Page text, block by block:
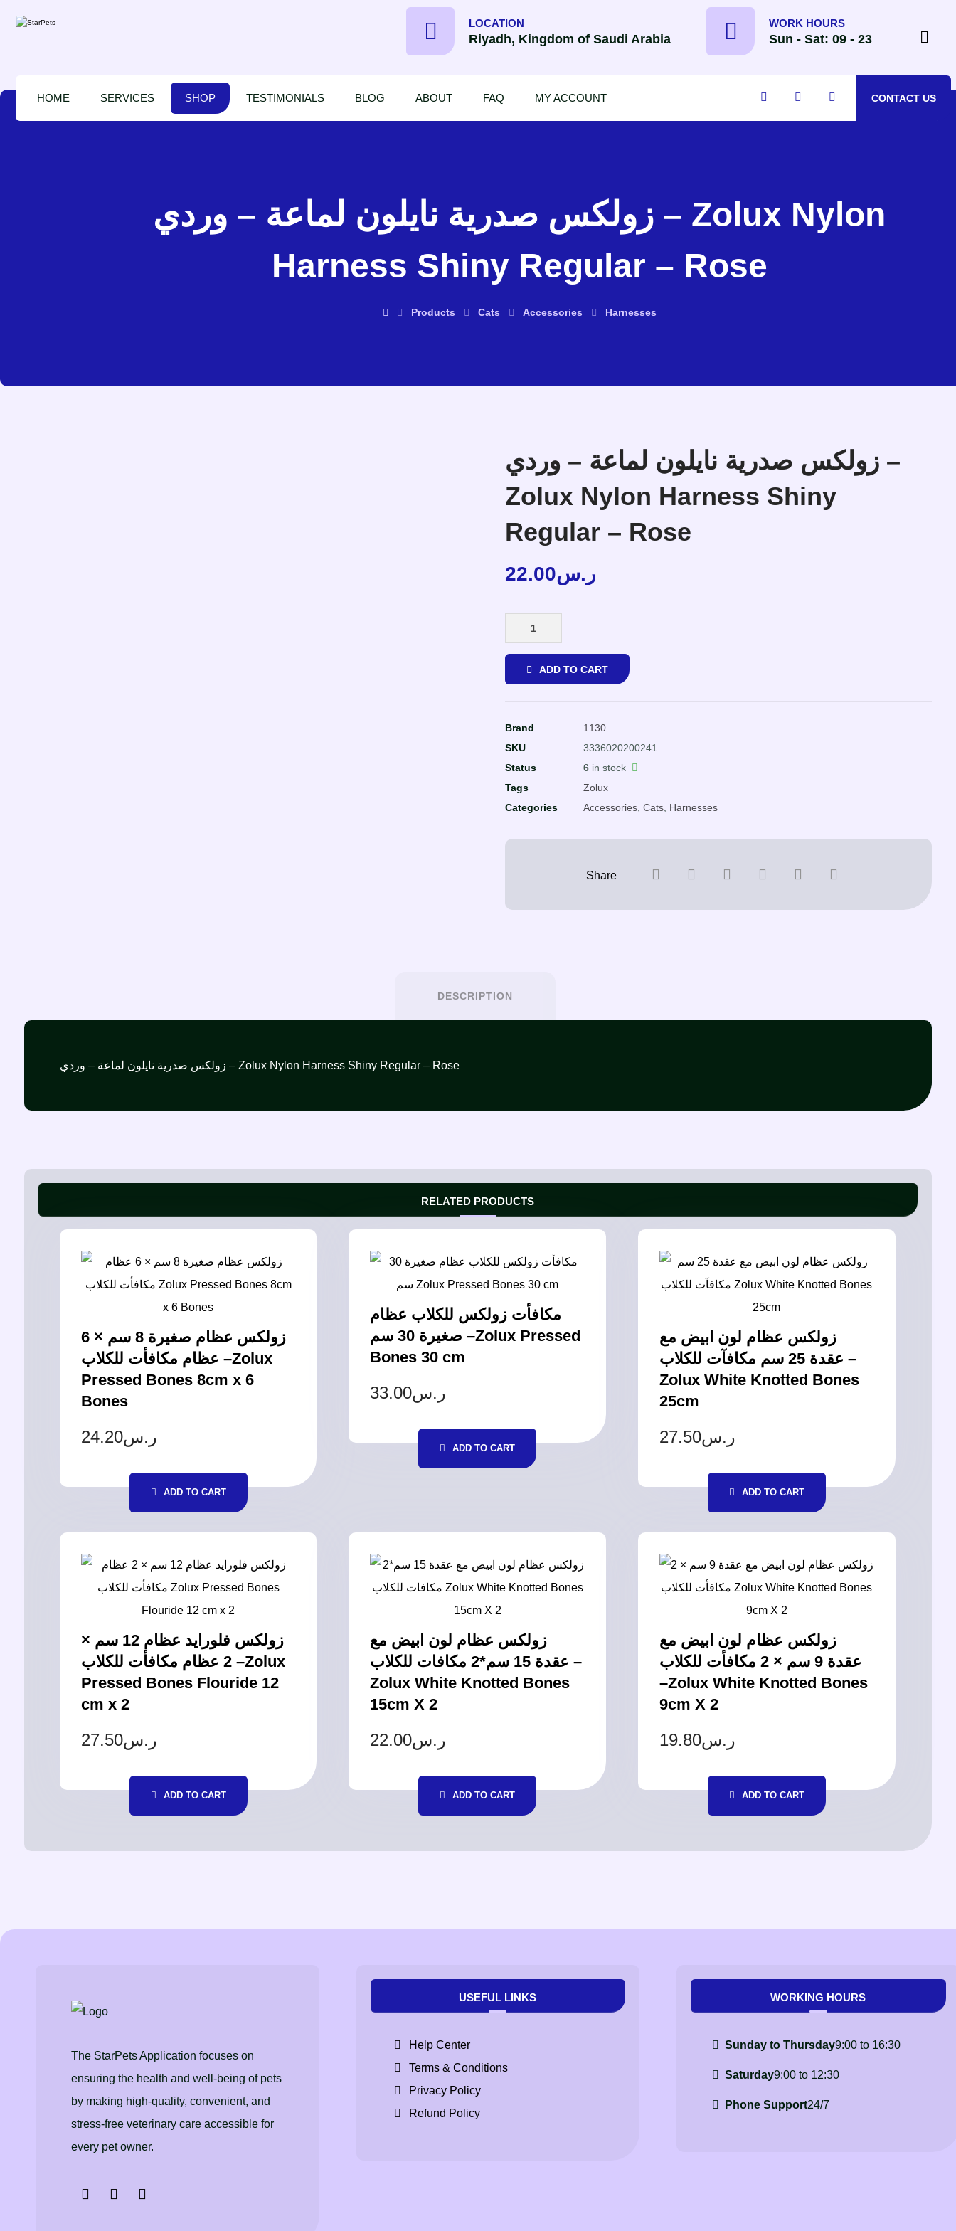
WORK HOURS
Sun - Sat: 09 - 23
LOCATION
Riyadh, Kingdom of Saudi Arabia
HOME SERVICES SHOP TESTIMONIALS BLOG ABOUT FAQ MY ACCOUNT CONTACT US
زولكس صدرية نايلون لماعة – وردي – Zolux Nylon
Harness Shiny Regular – Rose
Products Cats Accessories Harnesses
زولكس صدرية نايلون لماعة – وردي –
Zolux Nylon Harness Shiny
Regular – Rose
ر.س22.00
ADD TO CART
Brand
1130
SKU
3336020200241
Status
6 in stock
Tags
Zolux
Categories
Accessories ,Cats Harnesses
DESCRIPTION
زولكس صدرية نايلون لماعة – وردي – Zolux Nylon Harness Shiny Regular – Rose
RELATED PRODUCTS
زولكس عظام صغيرة 8 سم × 6
عظام مكافأت للكلاب –Zolux
Pressed Bones 8cm x 6
Bones
ر.س24.20
ADD TO CART
مكافأت زولكس للكلاب عظام
صغيرة 30 سم –Zolux Pressed
Bones 30 cm
ر.س33.00
ADD TO CART
زولكس عظام لون ابيض مع
عقدة 25 سم مكافآت للكلاب –
Zolux White Knotted Bones
25cm
ر.س27.50
ADD TO CART
زولكس فلورايد عظام 12 سم ×
2 عظام مكافأت للكلاب –Zolux
Pressed Bones Flouride 12
cm x 2
ر.س27.50
ADD TO CART
زولكس عظام لون ابيض مع
عقدة 15 سم*2 مكافات للكلاب –
Zolux White Knotted Bones
15cm X 2
ر.س22.00
ADD TO CART
زولكس عظام لون ابيض مع
عقدة 9 سم × 2 مكافأت للكلاب
–Zolux White Knotted Bones
9cm X 2
ر.س19.80
ADD TO CART
The StarPets Application focuses on
ensuring the health and well-being of pets
by making high-quality, convenient, and
stress-free veterinary care accessible for
every pet owner.
USEFUL LINKS
Help Center
Terms & Conditions
Privacy Policy
Refund Policy
WORKING HOURS
Sunday to Thursday9:00 to 16:30
Saturday9:00 to 12:30
Phone Support24/7